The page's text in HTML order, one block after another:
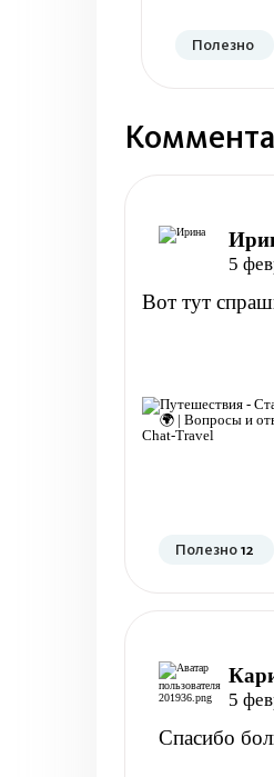
Полезно
5
Вот тут
Полезно12
5
Спасибо